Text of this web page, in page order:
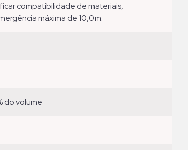
compatibilidade de materiais,
máxima de 10,0m.
do volume